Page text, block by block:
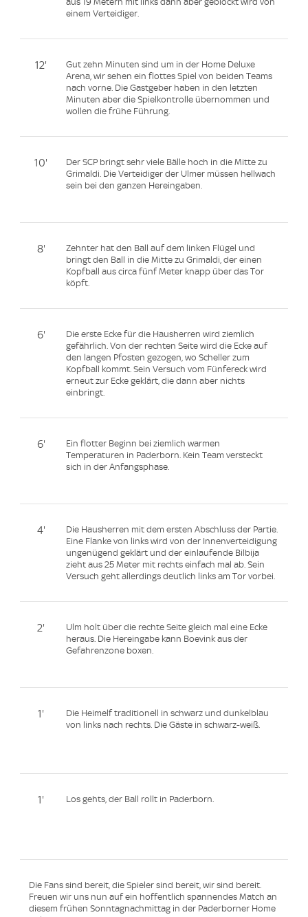
einem Verteidiger.
12'
Gut zehn Minuten sind um in der Home Deluxe
Arena, wir sehen ein flottes Spiel von beiden Teams
nach vorne. Die Gastgeber haben in den letzten
Minuten aber die Spielkontrolle übernommen und
wollen die frühe Führung.
10'
Der SCP bringt sehr viele Bälle hoch in die Mitte zu
Grimaldi. Die Verteidiger der Ulmer müssen hellwach
sein bei den ganzen Hereingaben.
8'
Zehnter hat den Ball auf dem linken Flügel und
bringt den Ball in die Mitte zu Grimaldi, der einen
Kopfball aus circa fünf Meter knapp über das Tor
köpft.
6'
Die erste Ecke für die Hausherren wird ziemlich
gefährlich. Von der rechten Seite wird die Ecke auf
den langen Pfosten gezogen, wo Scheller zum
Kopfball kommt. Sein Versuch vom Fünfereck wird
erneut zur Ecke geklärt, die dann aber nichts
einbringt.
6'
Ein flotter Beginn bei ziemlich warmen
Temperaturen in Paderborn. Kein Team versteckt
sich in der Anfangsphase.
4'
Die Hausherren mit dem ersten Abschluss der Partie.
Eine Flanke von links wird von der Innenverteidigung
ungenügend geklärt und der einlaufende Bilbija
zieht aus 25 Meter mit rechts einfach mal ab. Sein
Versuch geht allerdings deutlich links am Tor vorbei.
2'
Ulm holt über die rechte Seite gleich mal eine Ecke
heraus. Die Hereingabe kann Boevink aus der
Gefahrenzone boxen.
1'
Die Heimelf traditionell in schwarz und dunkelblau
von links nach rechts. Die Gäste in schwarz-weiß.
1' Los gehts, der Ball rollt in Paderborn.
Die Fans sind bereit, die Spieler sind bereit, wir sind bereit.
Freuen wir uns nun auf ein hoffentlich spannendes Match an
diesem frühen Sonntagnachmittag in der Paderborner Home